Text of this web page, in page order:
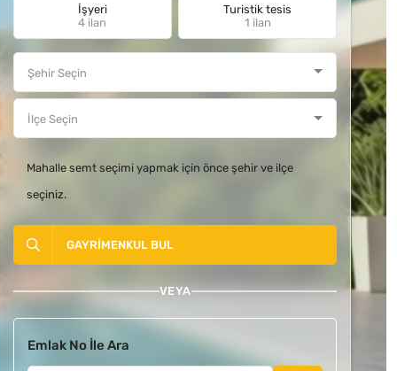
İşyeri
4 ilan
Turistik tesis
1 ilan
Mahalle semt seçimi yapmak için önce şehir ve ilçe
seçiniz.
GAYRIMENKUL BUL
VEYA
Emlak No İle Ara